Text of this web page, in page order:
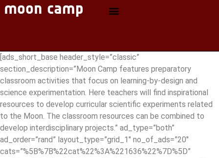
[ads_short_base header_style=”classic”
section_description=”Moon Camp features preparatory
classroom activities that focus on learning-by-design and
science experimentation. Here teachers will find inspirational
resources to develop curricular scientific experiments related
to the Moon. The classroom resources can be combined to
develop interdisciplinary projects.” ad_type=”both”
ad_order=”rand” layout_type=”grid_1″ no_of_ads=”20″
cats=”%5B%7B%22cat%22%3A%221636%22%7D%5D”